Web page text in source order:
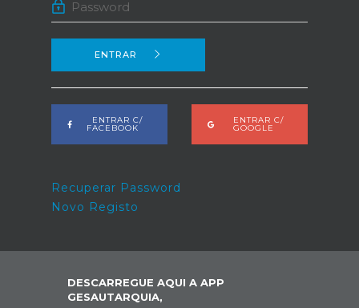
ENTRAR
ENTRAR C/
FACEBOOK
ENTRAR C/
GOOGLE
Recuperar Password
Novo Registo
DESCARREGUE AQUI A APP
GESAUTARQUIA,